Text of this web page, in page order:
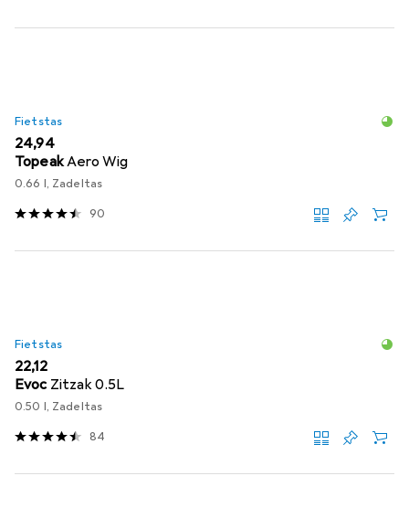
Fietstas
EUR
24,94
TopeakAero Wig
0.66 l, Zadeltas
90
Fietstas
EUR
22,12
Evoc Zitzak 0.5L
0.50 l, Zadeltas
84